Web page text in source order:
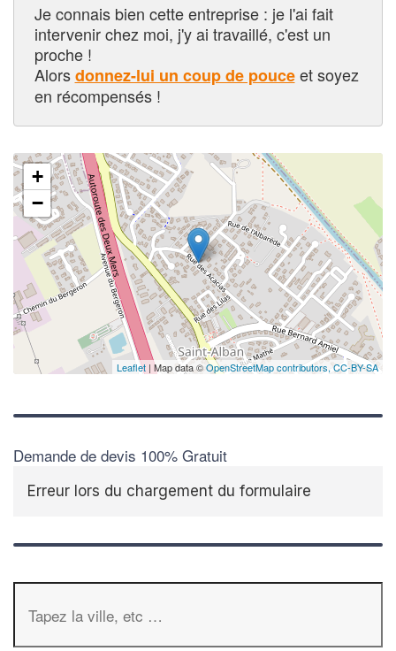
Je connais bien cette entreprise : je l'ai fait
intervenir chez moi, j'y ai travaillé, c'est un
proche !
Alorsdonnez-lui un coup de pouceet soyez
en récompensés !
+
−
Leaflet | Map data ©OpenStreetMap contributors,CC-BY-SA
Demande de devis 100% Gratuit
Erreur lors du chargement du formulaire